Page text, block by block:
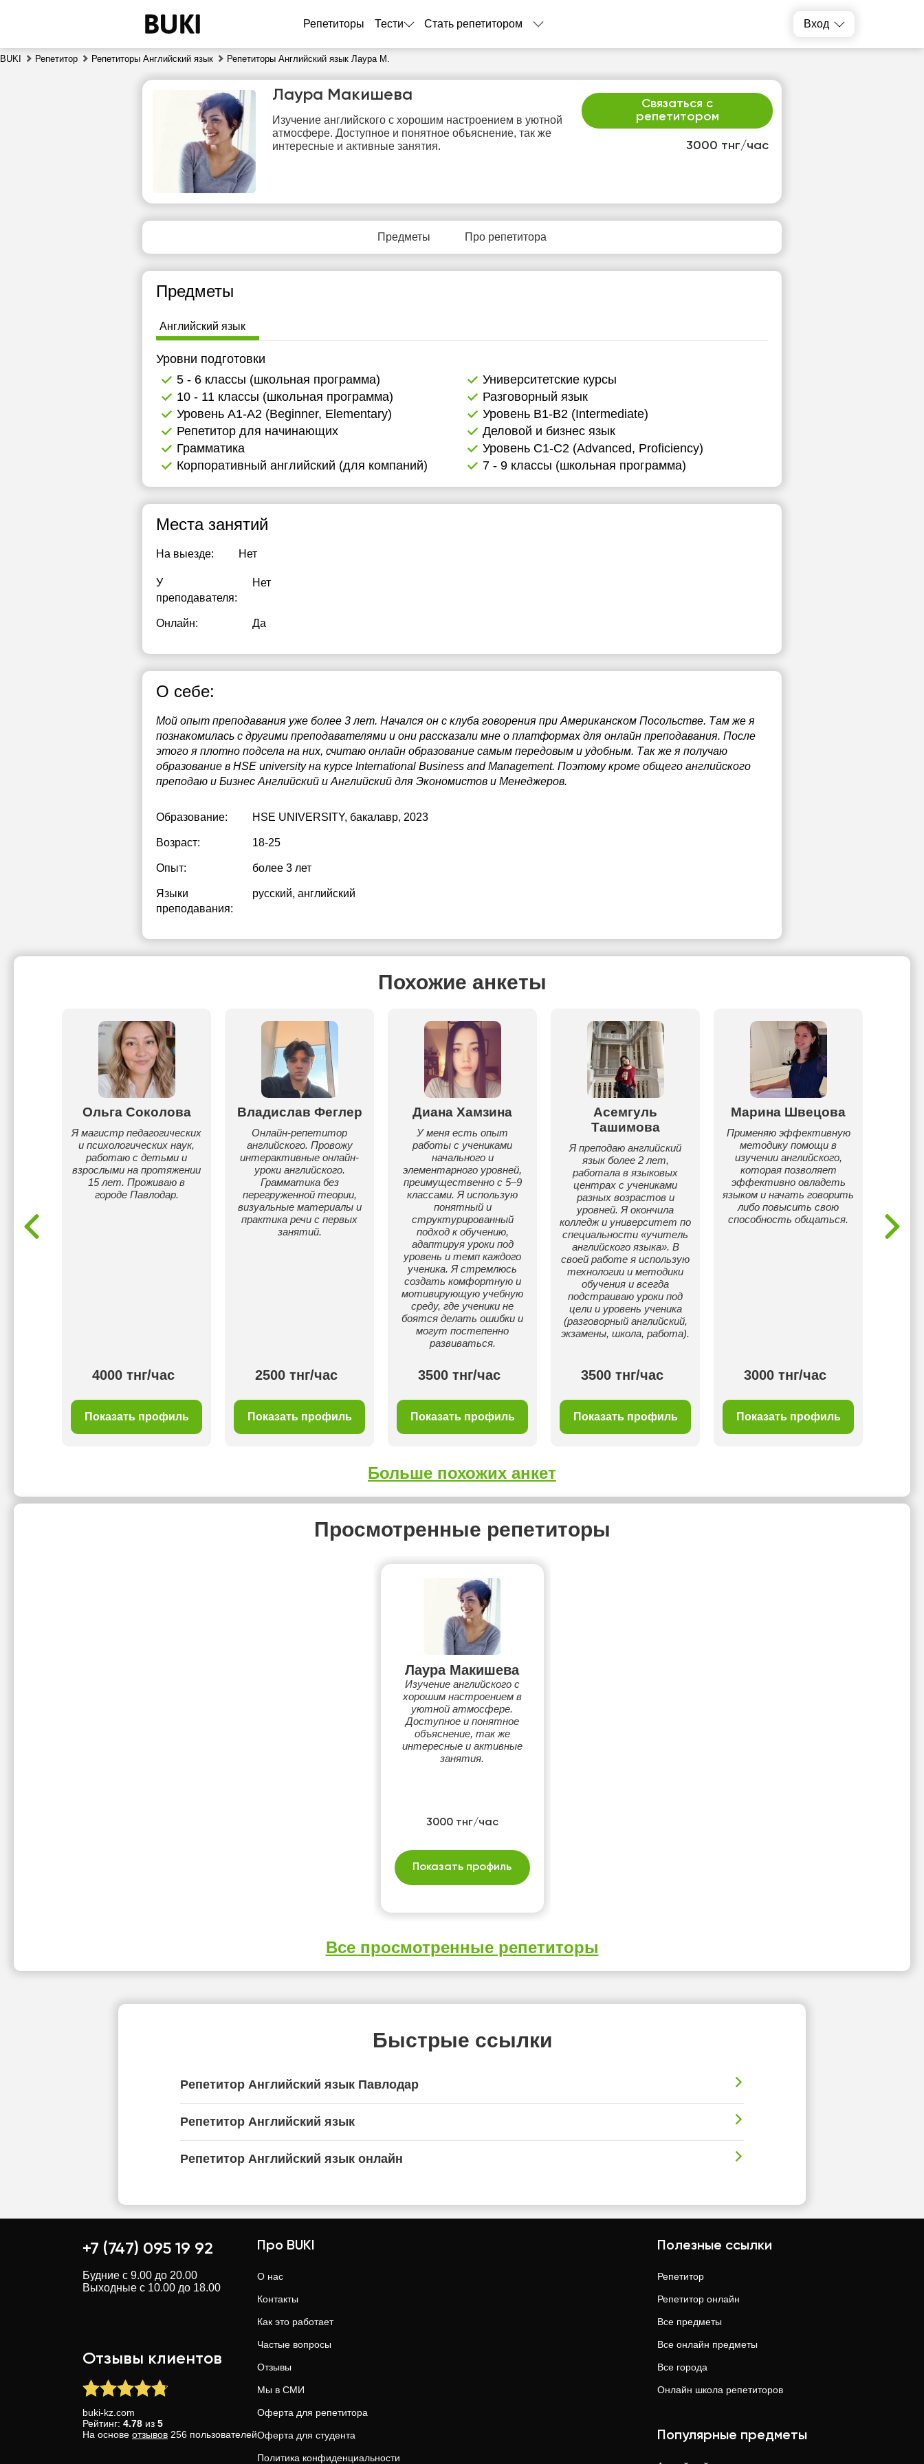
Репетиторы Тести Стать репетитором Вход
BUKI Репетитор Репетиторы Английский язык Репетиторы Английский язык Лаура М.
3000 тнг/час
Связаться с
репетитором
Лаура Макишева
Изучение английского с хорошим настроением в уютной
атмосфере. Доступное и понятное объяснение, так же
интересные и активные занятия.
Предметы Про репетитора
Предметы
Английский язык
Уровни подготовки
5 - 6 классы (школьная программа)
Университетские курсы
10 - 11 классы (школьная программа)
Разговорный язык
Уровень А1-А2 (Beginner, Elementary)
Уровень B1-B2 (Intermediate)
Репетитор для начинающих
Деловой и бизнес язык
Грамматика
Уровень C1-C2 (Advanced, Proficiency)
Корпоративный английский (для компаний)
7 - 9 классы (школьная программа)
Места занятий
На выезде: Нет
У
преподавателя:
Нет
Онлайн: Да
О себе:
Мой опыт преподавания уже более 3 лет. Начался он с клуба говорения при Американском Посольстве. Там же я
познакомилась с другими преподавателями и они рассказали мне о платформах для онлайн преподавания. После
этого я плотно подсела на них, считаю онлайн образование самым передовым и удобным. Так же я получаю
образование в HSE university на курсе International Business and Management. Поэтому кроме общего английского
преподаю и Бизнес Английский и Английский для Экономистов и Менеджеров.
Образование: HSE UNIVERSITY, бакалавр, 2023
Возраст: 18-25
Опыт: более 3 лет
Языки
преподавания:
русский, английский
Похожие анкеты
Ольга Соколова
Я магистр педагогических
и психологических наук,
работаю с детьми и
взрослыми на протяжении
15 лет. Проживаю в
городе Павлодар.
4000 тнг/час
Показать профиль
Владислав Феглер
Онлайн-репетитор
английского. Провожу
интерактивные онлайн-
уроки английского.
Грамматика без
перегруженной теории,
визуальные материалы и
практика речи с первых
занятий.
2500 тнг/час
Показать профиль
Диана Хамзина
У меня есть опыт
работы с учениками
начального и
элементарного уровней,
преимущественно с 5–9
классами. Я использую
понятный и
структурированный
подход к обучению,
адаптируя уроки под
уровень и темп каждого
ученика. Я стремлюсь
создать комфортную и
мотивирующую учебную
среду, где ученики не
боятся делать ошибки и
могут постепенно
развиваться.
3500 тнг/час
Показать профиль
Асемгуль
Ташимова
Я преподаю английский
язык более 2 лет,
работала в языковых
центрах с учениками
разных возрастов и
уровней. Я окончила
колледж и университет по
специальности «учитель
английского языка». В
своей работе я использую
технологии и методики
обучения и всегда
подстраиваю уроки под
цели и уровень ученика
(разговорный английский,
экзамены, школа, работа).
3500 тнг/час
Показать профиль
Марина Швецова
Применяю эффективную
методику помощи в
изучении английского,
которая позволяет
эффективно овладеть
языком и начать говорить
либо повысить свою
способность общаться.
3000 тнг/час
Показать профиль
Больше похожих анкет
Просмотренные репетиторы
Лаура Макишева
Изучение английского с
хорошим настроением в
уютной атмосфере.
Доступное и понятное
объяснение, так же
интересные и активные
занятия.
3000 тнг/час
Показать профиль
Все просмотренные репетиторы
Быстрые ссылки
Репетитор Английский язык Павлодар
Репетитор Английский язык
Репетитор Английский язык онлайн
сб
8
9
10
11
12
13
14
свободных
10:30
12:30
13:00
13:30
15:00
19:00
19:30
20:00
21:00
Нет
свободных
Нет
свободных
Нет
свободных
свободных
свободных
+7 (747) 095 19 92
Будние с 9.00 до 20.00
Выходные с 10.00 до 18.00
Отзывы клиентов
buki-kz.com
Рейтинг: 4.78 из 5
На основе отзывов 256 пользователей
Про BUKI
О нас
Контакты
Как это работает
Частые вопросы
Отзывы
Мы в СМИ
Оферта для репетитора
Оферта для студента
Политика конфиденциальности
Полезные ссылки
Репетитор
Репетитор онлайн
Все предметы
Все онлайн предметы
Все города
Онлайн школа репетиторов
Популярные предметы